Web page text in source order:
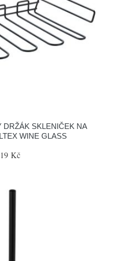
DRŽÁK SKLENIČEK NA
WINE GLASS
Kč